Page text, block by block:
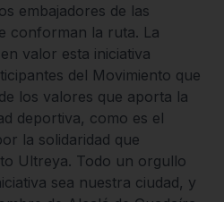
embajadores de las
conforman la ruta. La
valor esta iniciativa
del Movimiento que
los valores que aporta la
deportiva, como es el
la solidaridad que
Ultreya. Todo un orgullo
sea nuestra ciudad, y